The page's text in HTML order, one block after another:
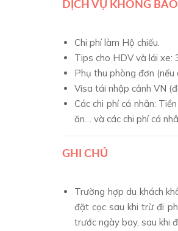
DỊCH VỤ KHÔNG
Chi phí làm Hộ chiếu.
Tips cho HDV và lái xe:
Phụ thu phòng đơn
Visa tái nhập cảnh VN
Các chi phí cá nhân:
ăn… và các chi phí cá
GHI CHÚ
Trường hợp du khách
đặt cọc sau khi trừ đi
trước ngày bay, sau khi